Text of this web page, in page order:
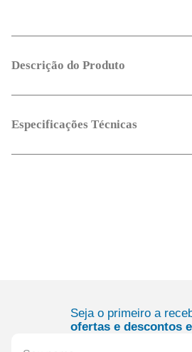
Descrição do Produto
Especificações Técnicas
Seja o primeiro a
ofertas e descontos